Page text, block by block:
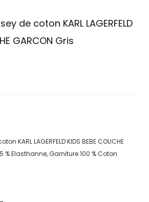
de coton KARL LAGERFELD
GARCON Gris
KARL LAGERFELD KIDS BEBE COUCHE
% Elasthanne, Garniture 100 % Coton